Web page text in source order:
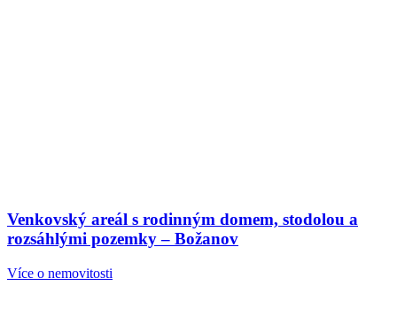
Venkovský areál s rodinným domem, stodolou a
rozsáhlými pozemky – Božanov
Více o nemovitosti